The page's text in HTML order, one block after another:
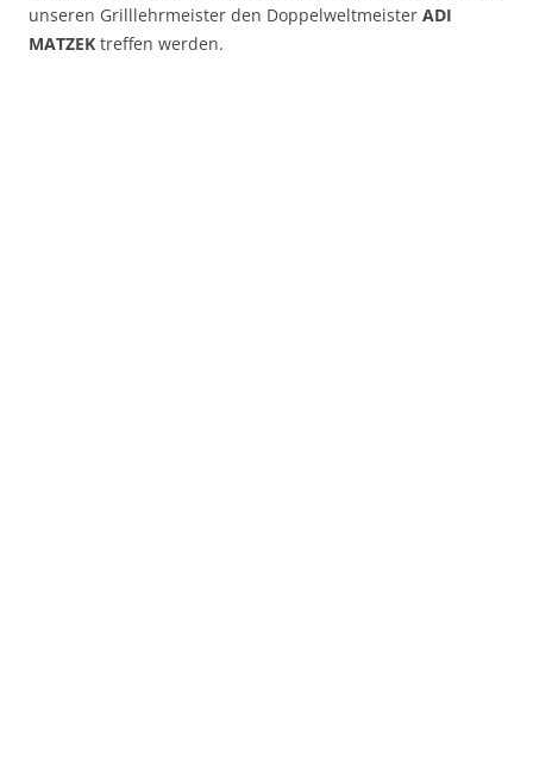
unseren Grilllehrmeister den Doppelweltmeister ADI
MATZEK treffen werden.